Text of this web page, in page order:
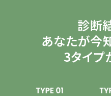
診断
あなたが今
3タイプ